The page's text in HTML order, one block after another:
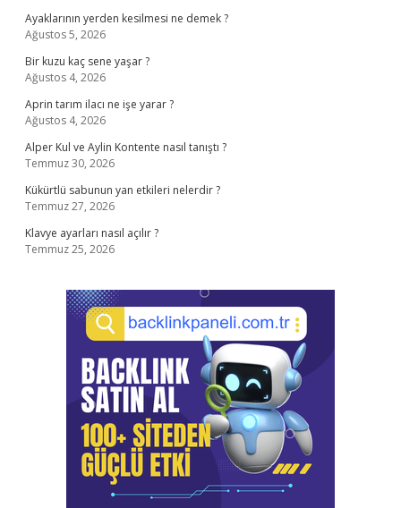
Ayaklarının yerden kesilmesi ne demek ?
Ağustos 5, 2026
Bir kuzu kaç sene yaşar ?
Ağustos 4, 2026
Aprin tarım ilacı ne işe yarar ?
Ağustos 4, 2026
Alper Kul ve Aylin Kontente nasıl tanıştı ?
Temmuz 30, 2026
Kükürtlü sabunun yan etkileri nelerdir ?
Temmuz 27, 2026
Klavye ayarları nasıl açılır ?
Temmuz 25, 2026